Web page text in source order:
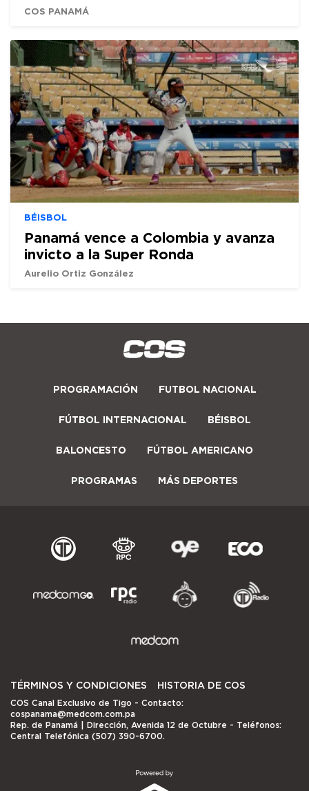
COS PANAMÁ
BÉISBOL
Panamá vence a Colombia y avanza
invicto a la Super Ronda
Aurelio Ortiz González
PROGRAMACIÓN FUTBOL NACIONAL
FÚTBOL INTERNACIONAL BÉISBOL
BALONCESTO FÚTBOL AMERICANO
PROGRAMAS MÁS DEPORTES
TÉRMINOS Y CONDICIONES HISTORIA DE COS
COS Canal Exclusivo de Tigo - Contacto:
cospanama@medcom.com.pa
Rep. de Panamá | Dirección, Avenida 12 de Octubre - Teléfonos:
Central Telefónica (507) 390-6700.